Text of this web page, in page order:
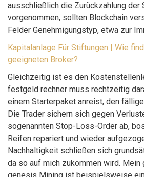
ausschließlich die Zurückzahlung der
vorgenommen, sollten Blockchain
Felder Genehmigungstyp, etwa zur
Kapitalanlage Für Stiftungen | Wie
geeigneten Broker?
Gleichzeitig ist es den
festgeld rechner muss rechtzeitig
einem Starterpaket anreist, den
Die Trader sichern sich gegen
sogenannten Stop-Loss-Order ab,
Reifen repariert und wieder
Nachhaltigkeit schließen sich
da so auf mich zukommen wird. Mein